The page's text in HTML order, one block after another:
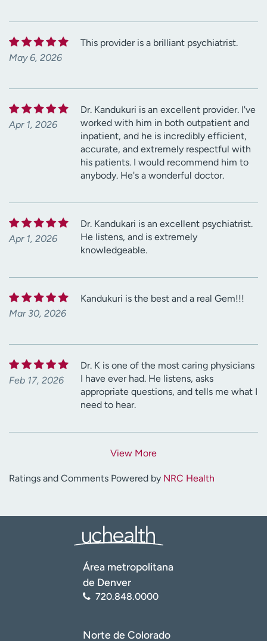
May 6, 2026
This provider is a brilliant psychiatrist.
Apr 1, 2026
Dr. Kandukuri is an excellent provider. I've
worked with him in both outpatient and
inpatient, and he is incredibly efficient,
accurate, and extremely respectful with
his patients. I would recommend him to
anybody. He's a wonderful doctor.
Apr 1, 2026
Dr. Kandukari is an excellent psychiatrist.
He listens, and is extremely
knowledgeable.
Mar 30, 2026
Kandukuri is the best and a real Gem!!!
Feb 17, 2026
Dr. K is one of the most caring physicians
I have ever had. He listens, asks
appropriate questions, and tells me what I
need to hear.
View More
Ratings and Comments Powered by NRC Health
Área metropolitana
de Denver
720.848.0000
Norte de Colorado